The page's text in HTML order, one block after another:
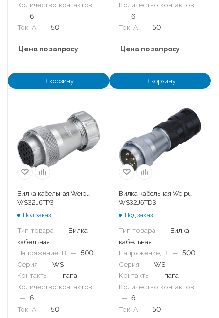
Количество контактов
— 6
Ток, А
— 50
Цена по запросу
В корзину
Количество контактов
— 6
Ток, А
— 50
Цена по запросу
В корзину
Вилка кабельная Weipu
WS32J6TP3
Под заказ
Тип товара —
Вилка
кабельная
Напряжение, В
— 500
Серия
— WS
Контакты
—
папа
Количество контактов
— 6
Ток, А
— 50
Вилка кабельная Weipu
WS32J6TD3
Под заказ
Тип товара —
Вилка
кабельная
Напряжение, В
— 500
Серия
— WS
Контакты
—
папа
Количество контактов
— 6
Ток, А
— 50